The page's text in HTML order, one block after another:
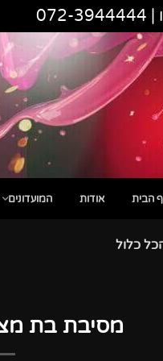
|
072-3944444
הבית אודות המועדונים
כלול
מסיבת בת